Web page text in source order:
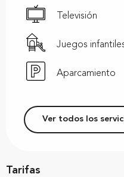
Televisión
Juegos
Aparcamiento
Ver todos los
Tarifas